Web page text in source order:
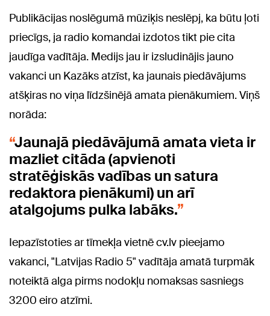
Publikācijas noslēgumā mūziķis neslēpj, ka būtu ļoti
priecīgs, ja radio komandai izdotos tikt pie cita
jaudīga vadītāja. Medijs jau ir izsludinājis jauno
vakanci un Kazāks atzīst, ka jaunais piedāvājums
atšķiras no viņa līdzšinējā amata pienākumiem. Viņš
norāda:
Jaunajā piedāvājumā amata vieta ir
mazliet citāda (apvienoti
stratēģiskās vadības un satura
redaktora pienākumi) un arī
atalgojums pulka labāks.
Iepazīstoties ar tīmekļa vietnē cv.lv pieejamo
vakanci, "Latvijas Radio 5" vadītāja amatā turpmāk
noteiktā alga pirms nodokļu nomaksas sasniegs
3200 eiro atzīmi.